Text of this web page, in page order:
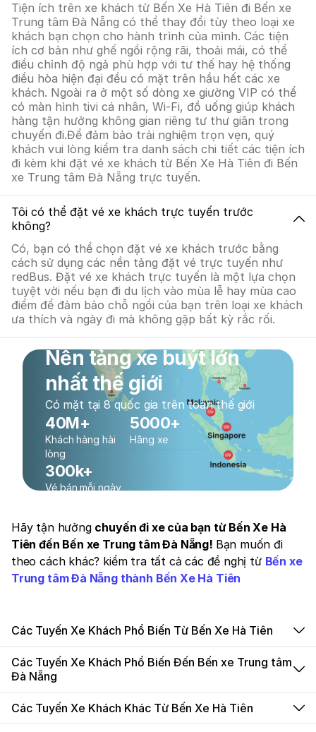
Tiện ích trên xe khách từ Bến Xe Hà Tiên đi Bến xe
Trung tâm Đà Nẵng có thể thay đổi tùy theo loại xe
khách bạn chọn cho hành trình của mình. Các tiện
ích cơ bản như ghế ngồi rộng rãi, thoải mái, có thể
điều chỉnh độ ngả phù hợp với tư thế hay hệ thống
điều hòa hiện đại đều có mặt trên hầu hết các xe
khách. Ngoài ra ở một số dòng xe giường VIP có thể
có màn hình tivi cá nhân, Wi-Fi, đồ uống giúp khách
hàng tận hưởng không gian riêng tư thư giãn trong
chuyến đi.Để đảm bảo trải nghiệm trọn vẹn, quý
khách vui lòng kiểm tra danh sách chi tiết các tiện ích
đi kèm khi đặt vé xe khách từ Bến Xe Hà Tiên đi Bến
xe Trung tâm Đà Nẵng trực tuyến.
Tôi có thể đặt vé xe khách trực tuyến trước
không?
Có, bạn có thể chọn đặt vé xe khách trước bằng
cách sử dụng các nền tảng đặt vé trực tuyến như
redBus. Đặt vé xe khách trực tuyến là một lựa chọn
tuyệt vời nếu bạn đi du lịch vào mùa lễ hay mùa cao
điểm để đảm bảo chỗ ngồi của bạn trên loại xe khách
ưa thích và ngày đi mà không gặp bất kỳ rắc rối.
Nền tảng xe buýt lớn
nhất thế giới
Có mặt tại 8 quốc gia trên toàn thế giới
40M+
Khách hàng hài
lòng
5000+
Hãng xe
300k+
Vé bán mỗi ngày
Hãy tận hưởng chuyến đi xe của bạn từ Bến Xe Hà
Tiên đến Bến xe Trung tâm Đà Nẵng! Bạn muốn đi
theo cách khác? kiểm tra tất cả các đề nghị từ Bến xe
Trung tâm Đà Nẵng thành Bến Xe Hà Tiên
Các Tuyến Xe Khách Phổ Biến Từ Bến Xe Hà Tiên
Các Tuyến Xe Khách Phổ Biến Đến Bến xe Trung tâm
Đà Nẵng
Các Tuyến Xe Khách Khác Từ Bến Xe Hà Tiên